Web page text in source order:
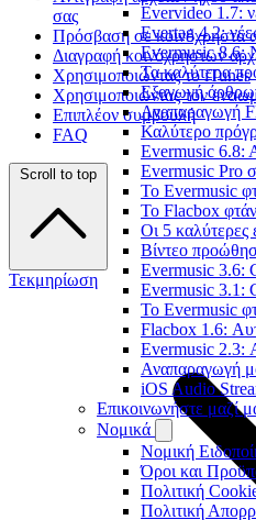
Evervideo 1.7:
Evertag 4.2:
Evermusic 8.6:
Τα καλύτερα
Εξαγωγή
Αναπαραγωγή
Καλύτερο
Evermusic 6.8:
Evermusic Pro
Το Evermusic
Το Flacbox
Οι 5 καλύτερες
Βίντεο
Evermusic 3.6:
Evermusic 3.1:
Το Evermusic
Flacbox 1.6:
Evermusic 2.3:
Αναπαραγωγή
iOS Audio
Επικοινωνήστε μαζί
Νομικά
Νομική
Όροι και
Πολιτική
Πολιτική
σας
Πρόσβαση σε κοινόχρηστα
Διαγραφή κοινόχρηστων
Χρησιμοποιώντας το iTunes
Χρησιμοποιώντας τον
Επιπλέον συμβουλή
FAQ
Scroll to top
Τεκμηρίωση